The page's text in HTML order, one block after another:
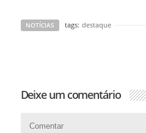
NOTÍCIAS tags: destaque
Deixe um comentário